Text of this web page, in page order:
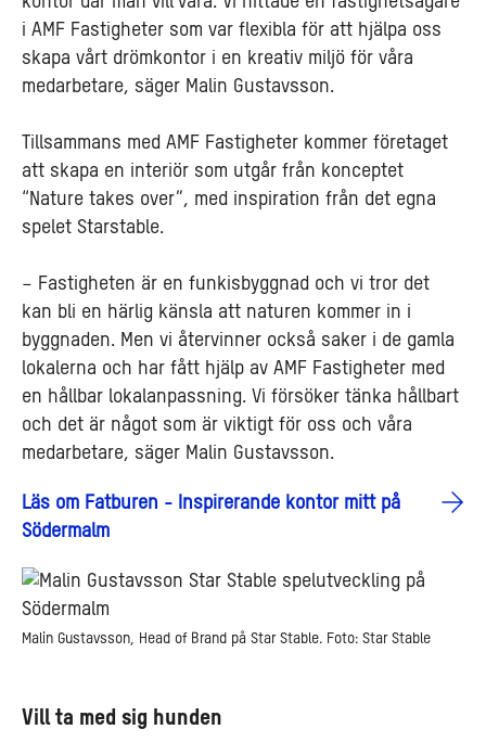
i AMF Fastigheter som var flexibla för att hjälpa oss
skapa vårt drömkontor i en kreativ miljö för våra
medarbetare, säger Malin Gustavsson.
Tillsammans med AMF Fastigheter kommer företaget
att skapa en interiör som utgår från konceptet
“Nature takes over”, med inspiration från det egna
spelet Starstable.
– Fastigheten är en funkisbyggnad och vi tror det
kan bli en härlig känsla att naturen kommer in i
byggnaden. Men vi återvinner också saker i de gamla
lokalerna och har fått hjälp av AMF Fastigheter med
en hållbar lokalanpassning. Vi försöker tänka hållbart
och det är något som är viktigt för oss och våra
medarbetare, säger Malin Gustavsson.
Läs om Fatburen - Inspirerande kontor mitt på
Södermalm
Malin Gustavsson, Head of Brand på Star Stable. Foto: Star Stable
Vill ta med sig hunden